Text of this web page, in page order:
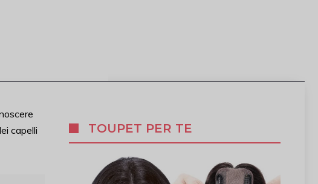
capelli
TOUPET PER TE